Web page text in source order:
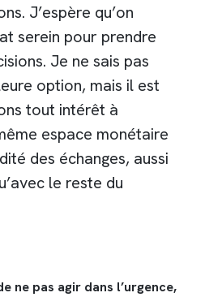
J’espère qu’on
serein pour prendre
Je ne sais pas
option, mais il est
tout intérêt à
espace monétaire
des échanges, aussi
le reste du
ne pas agir dans l’urgence,